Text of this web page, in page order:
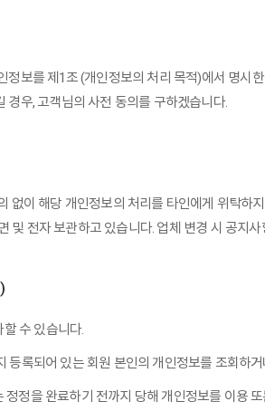
보를 제1조 (개인정보의 처리 목적)에서 명
경우, 고객님의 사전 동의를 구하겠습니다.
없이 해당 개인정보의 처리를 타인에게 위탁
및 전자 보관하고 있습니다. 업체 변경 시 공지
수 있습니다.
등록되어 있는 회원 본인의 개인정보를 조회하
정을 완료하기 전까지 당해 개인정보를 이용